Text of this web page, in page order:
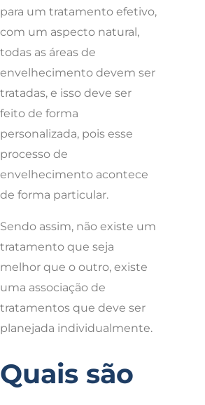
para um tratamento efetivo,
com um aspecto natural,
todas as áreas de
envelhecimento devem ser
tratadas, e isso deve ser
feito de forma
personalizada, pois esse
processo de
envelhecimento acontece
de forma particular.
Sendo assim, não existe um
tratamento que seja
melhor que o outro, existe
uma associação de
tratamentos que deve ser
planejada individualmente.
Quais são